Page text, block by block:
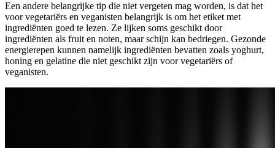
Een andere belangrijke tip die niet vergeten mag worden, is dat het
voor vegetariërs en veganisten belangrijk is om het etiket met
ingrediënten goed te lezen. Ze lijken soms geschikt door
ingrediënten als fruit en noten, maar schijn kan bedriegen. Gezonde
energierepen kunnen namelijk ingrediënten bevatten zoals yoghurt,
honing en gelatine die niet geschikt zijn voor vegetariërs of
veganisten.